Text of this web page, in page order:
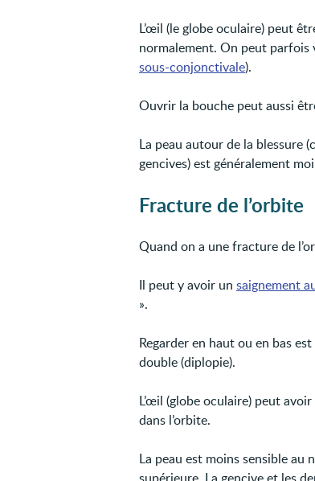
L’œil (le globe oculaire) peut
normalement. On peut parfois
sous-conjonctivale).
Ouvrir la bouche peut aussi
La peau autour de la blessure
gencives) est généralement
Fracture de l’orbite
Quand on a une fracture de
Il peut y avoir un saignement
».
Regarder en haut ou en bas
double (diplopie).
L’œil (globe oculaire) peut
dans l’orbite.
La peau est moins sensible au